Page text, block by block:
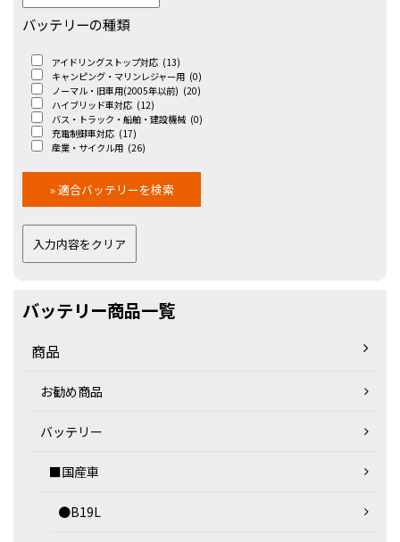
バッテリーの種類
アイドリングストップ対応 (13)
キャンピング・マリンレジャー用 (0)
ノーマル・旧車用(2005年以前) (20)
ハイブリッド車対応 (12)
バス・トラック・船舶・建設機械 (0)
充電制御車対応 (17)
産業・サイクル用 (26)
バッテリー商品一覧
商品
お勧め商品
バッテリー
■国産車
●B19L